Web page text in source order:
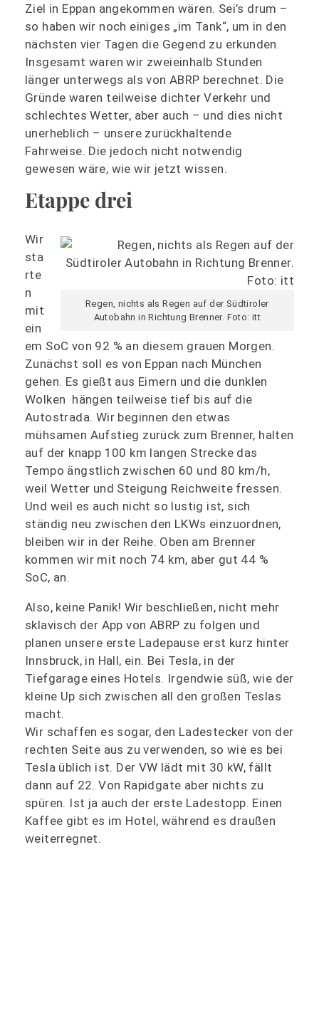
Ziel in Eppan angekommen wären. Sei’s drum –
so haben wir noch einiges „im Tank“, um in den
nächsten vier Tagen die Gegend zu erkunden.
Insgesamt waren wir zweieinhalb Stunden
länger unterwegs als von ABRP berechnet. Die
Gründe waren teilweise dichter Verkehr und
schlechtes Wetter, aber auch – und dies nicht
unerheblich – unsere zurückhaltende
Fahrweise. Die jedoch nicht notwendig
gewesen wäre, wie wir jetzt wissen.
Etappe drei
Regen, nichts als Regen auf der Südtiroler
Autobahn in Richtung Brenner. Foto: itt
Wir
sta
rte
n
mit
ein
em SoC von 92 % an diesem grauen Morgen.
Zunächst soll es von Eppan nach München
gehen. Es gießt aus Eimern und die dunklen
Wolken hängen teilweise tief bis auf die
Autostrada. Wir beginnen den etwas
mühsamen Aufstieg zurück zum Brenner, halten
auf der knapp 100 km langen Strecke das
Tempo ängstlich zwischen 60 und 80 km/h,
weil Wetter und Steigung Reichweite fressen.
Und weil es auch nicht so lustig ist, sich
ständig neu zwischen den LKWs einzuordnen,
bleiben wir in der Reihe. Oben am Brenner
kommen wir mit noch 74 km, aber gut 44 %
SoC, an.
Also, keine Panik! Wir beschließen, nicht mehr
sklavisch der App von ABRP zu folgen und
planen unsere erste Ladepause erst kurz hinter
Innsbruck, in Hall, ein. Bei Tesla, in der
Tiefgarage eines Hotels. Irgendwie süß, wie der
kleine Up sich zwischen all den großen Teslas
macht.
Wir schaffen es sogar, den Ladestecker von der
rechten Seite aus zu verwenden, so wie es bei
Tesla üblich ist. Der VW lädt mit 30 kW, fällt
dann auf 22. Von Rapidgate aber nichts zu
spüren. Ist ja auch der erste Ladestopp. Einen
Kaffee gibt es im Hotel, während es draußen
weiterregnet.